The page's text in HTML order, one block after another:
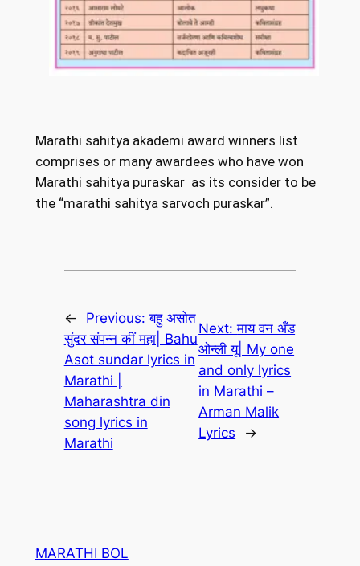
Marathi sahitya akademi award winners list
comprises or many awardees who have won
Marathi sahitya puraskar as its consider to be
the “marathi sahitya sarvoch puraskar”.
← Previous:बहु असोत
सुंदर संपन्न कीं महा| Bahu
Asot sundar lyrics in
Marathi |
Maharashtra din
song lyrics in
Marathi
Next:माय वन अँड
ओन्ली यू| My one
and only lyrics
in Marathi –
Arman Malik
Lyrics
→
MARATHI BOL